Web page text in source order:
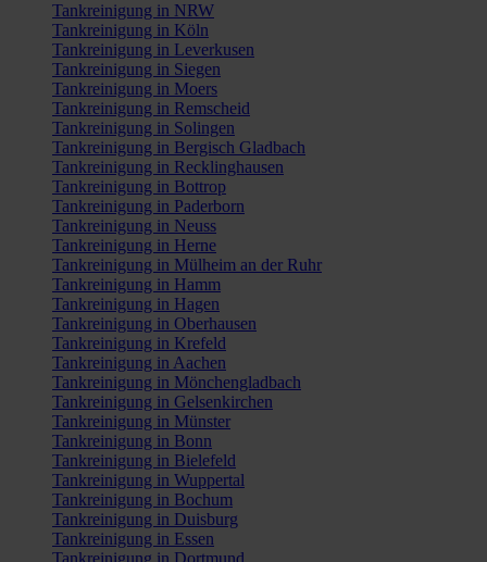
Tankreinigung in NRW
Tankreinigung in Köln
Tankreinigung in Leverkusen
Tankreinigung in Siegen
Tankreinigung in Moers
Tankreinigung in Remscheid
Tankreinigung in Solingen
Tankreinigung in Bergisch Gladbach
Tankreinigung in Recklinghausen
Tankreinigung in Bottrop
Tankreinigung in Paderborn
Tankreinigung in Neuss
Tankreinigung in Herne
Tankreinigung in Mülheim an der Ruhr
Tankreinigung in Hamm
Tankreinigung in Hagen
Tankreinigung in Oberhausen
Tankreinigung in Krefeld
Tankreinigung in Aachen
Tankreinigung in Mönchengladbach
Tankreinigung in Gelsenkirchen
Tankreinigung in Münster
Tankreinigung in Bonn
Tankreinigung in Bielefeld
Tankreinigung in Wuppertal
Tankreinigung in Bochum
Tankreinigung in Duisburg
Tankreinigung in Essen
Tankreinigung in Dortmund